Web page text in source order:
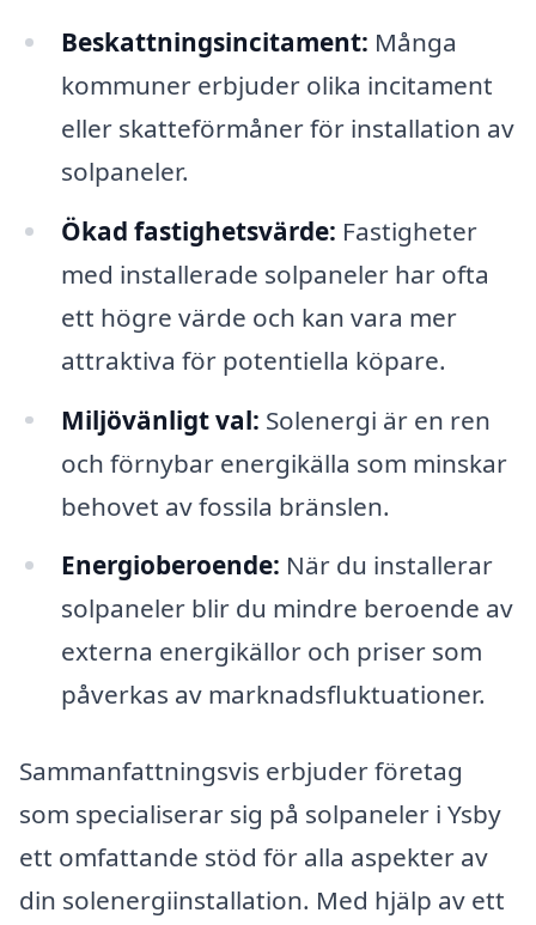
Beskattningsincitament: Många
kommuner erbjuder olika incitament
eller skatteförmåner för installation av
solpaneler.
Ökad fastighetsvärde: Fastigheter
med installerade solpaneler har ofta
ett högre värde och kan vara mer
attraktiva för potentiella köpare.
Miljövänligt val: Solenergi är en ren
och förnybar energikälla som minskar
behovet av fossila bränslen.
Energioberoende: När du installerar
solpaneler blir du mindre beroende av
externa energikällor och priser som
påverkas av marknadsfluktuationer.
Sammanfattningsvis erbjuder företag
som specialiserar sig på solpaneler i Ysby
ett omfattande stöd för alla aspekter av
din solenergiinstallation. Med hjälp av ett